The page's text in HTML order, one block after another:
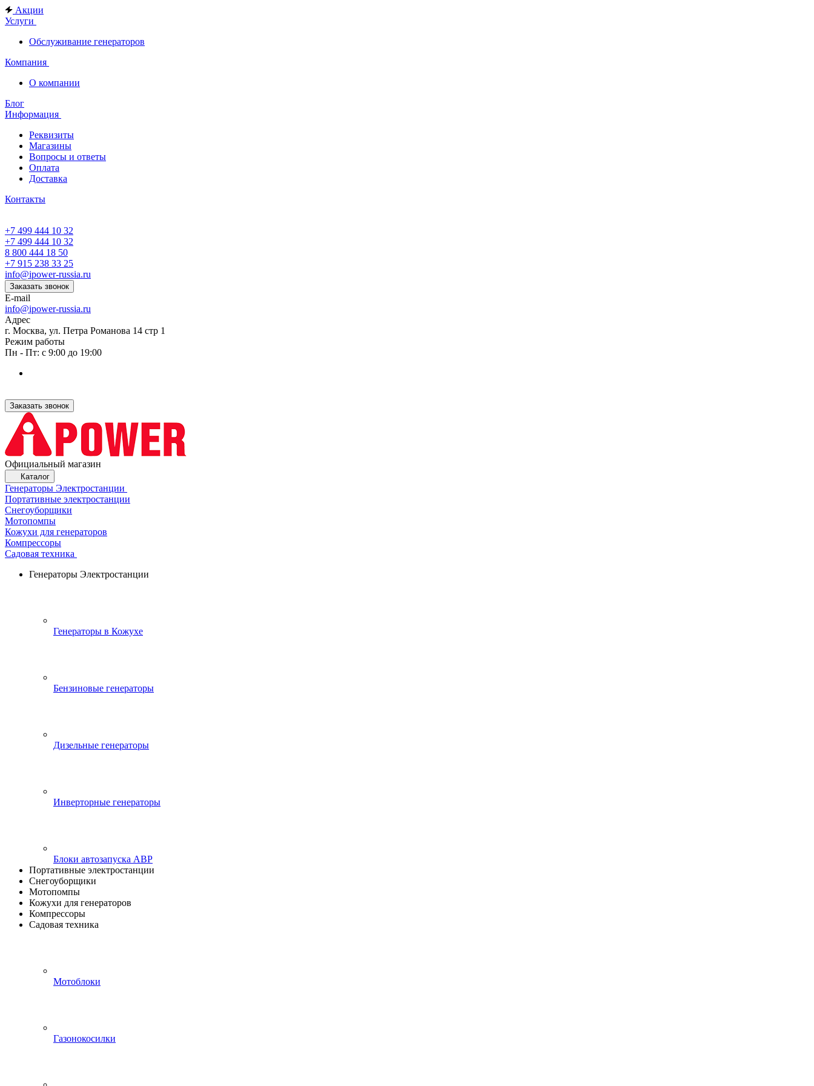
Акции
Услуги
Обслуживание генераторов
Компания
О компании
Блог
Информация
Реквизиты
Магазины
Вопросы и ответы
Оплата
Доставка
Контакты
+7 499 444 10 32
+7 499 444 10 32
8 800 444 18 50
+7 915 238 33 25
info@ipower-russia.ru
Заказать звонок
E-mail
info@ipower-russia.ru
Адрес
г. Москва, ул. Петра Романова 14 стр 1
Режим работы
Пн - Пт: с 9:00 до 19:00
Заказать звонок
Официальный магазин
Каталог
Генераторы Электростанции
Портативные электростанции
Снегоуборщики
Мотопомпы
Кожухи для генераторов
Компрессоры
Садовая техника
Генераторы Электростанции
Генераторы в Кожухе
Бензиновые генераторы
Дизельные генераторы
Инверторные генераторы
Блоки автозапуска АВР
Портативные электростанции
Снегоуборщики
Мотопомпы
Кожухи для генераторов
Компрессоры
Садовая техника
Мотоблоки
Газонокосилки